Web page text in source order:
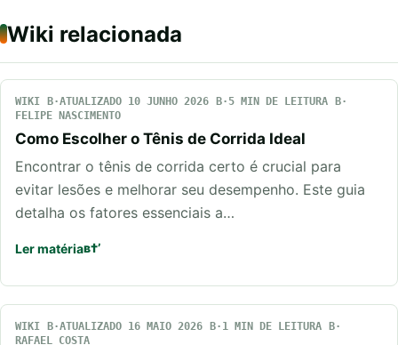
Wiki relacionada
WIKI ATUALIZADO 10 JUNHO 2026
5 MIN DE LEITURA
FELIPE NASCIMENTO
Como Escolher o Tênis de Corrida Ideal
Encontrar o tênis de corrida certo é crucial para
evitar lesões e melhorar seu desempenho. Este guia
detalha os fatores essenciais a…
Ler matéria
WIKI ATUALIZADO 16 MAIO 2026
1 MIN DE LEITURA
RAFAEL COSTA